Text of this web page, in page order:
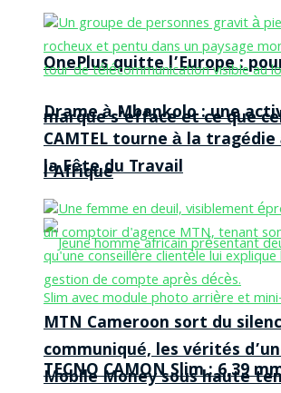
OnePlus quitte l’Europe :
marque s’efface et ce que
l’Afrique
TECNO CAMON Slim : 6,39
Drame à Mbankolo : une
CAMTEL tourne à la
la Fête du Travail
MTN Cameroon sort du
communiqué, les vérités
Mobile Money sous haute